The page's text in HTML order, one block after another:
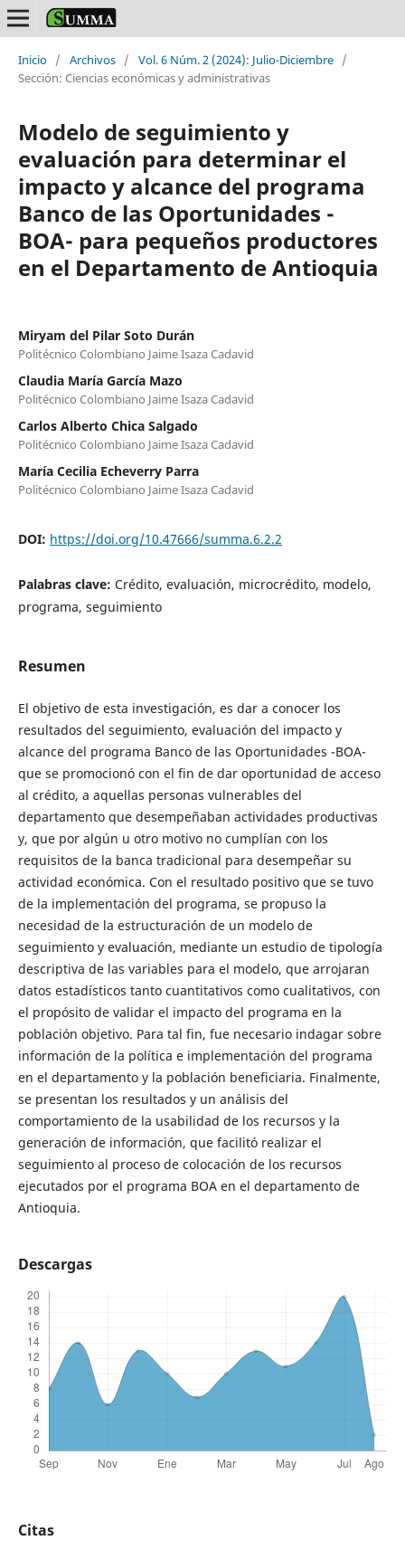
Inicio / Archivos / Vol. 6 Núm. 2 (2024): Julio-Diciembre /
Sección: Ciencias económicas y administrativas
Modelo de seguimiento y
evaluación para determinar el
impacto y alcance del programa
Banco de las Oportunidades -
BOA- para pequeños productores
en el Departamento de Antioquia
Miryam del Pilar Soto Durán
Politécnico Colombiano Jaime Isaza Cadavid
Claudia María García Mazo
Politécnico Colombiano Jaime Isaza Cadavid
Carlos Alberto Chica Salgado
Politécnico Colombiano Jaime Isaza Cadavid
María Cecilia Echeverry Parra
Politécnico Colombiano Jaime Isaza Cadavid
DOI: https://doi.org/10.47666/summa.6.2.2
Palabras clave: Crédito, evaluación, microcrédito, modelo,
programa, seguimiento
Resumen
El objetivo de esta investigación, es dar a conocer los
resultados del seguimiento, evaluación del impacto y
alcance del programa Banco de las Oportunidades -BOA-
que se promocionó con el fin de dar oportunidad de acceso
al crédito, a aquellas personas vulnerables del
departamento que desempeñaban actividades productivas
y, que por algún u otro motivo no cumplían con los
requisitos de la banca tradicional para desempeñar su
actividad económica. Con el resultado positivo que se tuvo
de la implementación del programa, se propuso la
necesidad de la estructuración de un modelo de
seguimiento y evaluación, mediante un estudio de tipología
descriptiva de las variables para el modelo, que arrojaran
datos estadísticos tanto cuantitativos como cualitativos, con
el propósito de validar el impacto del programa en la
población objetivo. Para tal fin, fue necesario indagar sobre
información de la política e implementación del programa
en el departamento y la población beneficiaria. Finalmente,
se presentan los resultados y un análisis del
comportamiento de la usabilidad de los recursos y la
generación de información, que facilitó realizar el
seguimiento al proceso de colocación de los recursos
ejecutados por el programa BOA en el departamento de
Antioquia.
Descargas
Citas